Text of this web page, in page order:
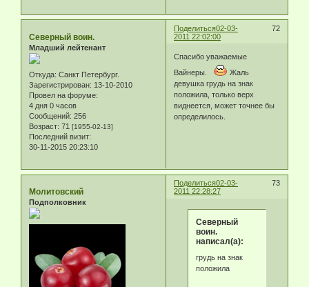
Поделиться 72
02-03-
2011 22:02:00
Северный воин.
Младший лейтенант
Откуда: Санкт Петербург.
Зарегистрирован: 13-10-2010
Провел на форуме:
4 дня 0 часов
Сообщений: 256
Возраст: 71 [1955-02-13]
Последний визит:
30-11-2015 20:23:10
Спасибо уважаемые
Вайнеры.
Жаль
девушка грудь на знак
положила, только верх
виднеется, может точнее бы
определилось.
Поделиться 73
02-03-
2011 22:28:27
Молитовский
Подполковник
Северный
воин.
написал(а):
грудь на знак
положила